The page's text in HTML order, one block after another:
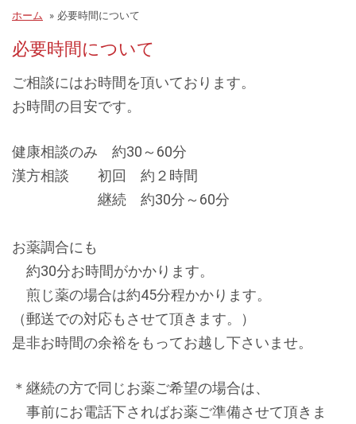
ホーム » 必要時間について
必要時間について
ご相談にはお時間を頂いております。
お時間の目安です。
健康相談のみ 約30～60分
漢方相談 初回 約２時間
継続 約30分～60分
お薬調合にも
約30分お時間がかかります。
煎じ薬の場合は約45分程かかります。
（郵送での対応もさせて頂きます。）
是非お時間の余裕をもってお越し下さいませ。
＊継続の方で同じお薬ご希望の場合は、
事前にお電話下さればお薬ご準備させて頂きま